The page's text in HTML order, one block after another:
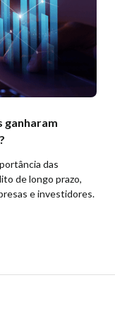
ganharam
das
de longo prazo,
e investidores.